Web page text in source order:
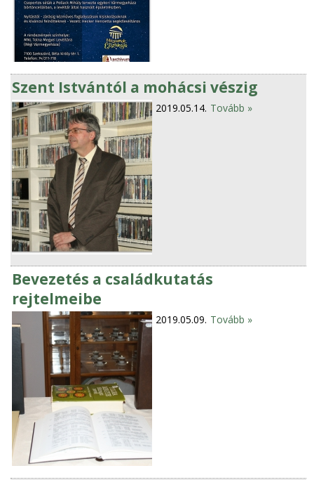
Szent Istvántól a mohácsi vészig
2019.05.14. Tovább »
Bevezetés a családkutatás
rejtelmeibe
2019.05.09. Tovább »